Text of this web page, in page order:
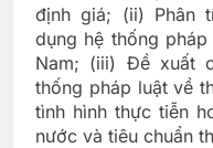
định giá; (ii) Phân
dụng hệ thống
Nam; (iii) Đề xuất
thống pháp luật về
tình hình thực tiễn
nước và tiêu chuẩn